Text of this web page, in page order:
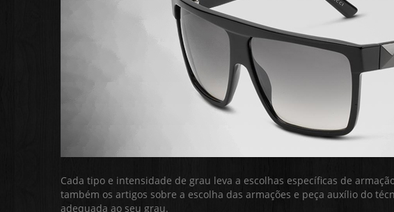
Cada tipo e intensidade de grau leva a escolhas específicas de
também os artigos sobre a escolha das armações e peça auxílio do
adequada ao seu grau.